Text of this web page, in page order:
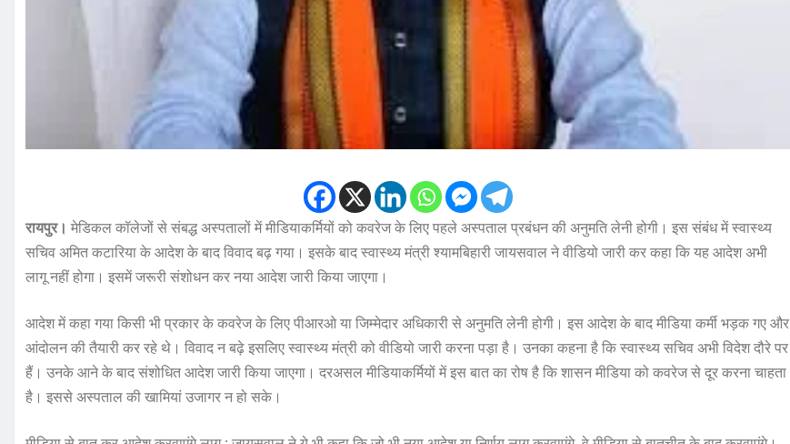
रायपुर। मेडिकल कॉलेजों से संबद्ध अस्पतालों में मीडियाकर्मियों को कवरेज के लिए पहले अस्पताल प्रबंधन की अनुमति लेनी होगी। इस संबंध में स्वास्थ्य
सचिव अमित कटारिया के आदेश के बाद विवाद बढ़ गया। इसके बाद स्वास्थ्य मंत्री श्यामबिहारी जायसवाल ने वीडियो जारी कर कहा कि यह आदेश अभी
लागू नहीं होगा। इसमें जरूरी संशोधन कर नया आदेश जारी किया जाएगा।
आदेश में कहा गया किसी भी प्रकार के कवरेज के लिए पीआरओ या जिम्मेदार अधिकारी से अनुमति लेनी होगी। इस आदेश के बाद मीडिया कर्मी भड़क गए और
आंदोलन की तैयारी कर रहे थे। विवाद न बढ़े इसलिए स्वास्थ्य मंत्री को वीडियो जारी करना पड़ा है। उनका कहना है कि स्वास्थ्य सचिव अभी विदेश दौरे पर
हैं। उनके आने के बाद संशोधित आदेश जारी किया जाएगा। दरअसल मीडियाकर्मियों में इस बात का रोष है कि शासन मीडिया को कवरेज से दूर करना चाहता
है। इससे अस्पताल की खामियां उजागर न हो सके।